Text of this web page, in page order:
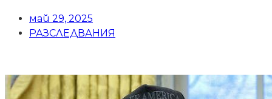
май 29, 2025
РАЗСЛЕДВАНИЯ